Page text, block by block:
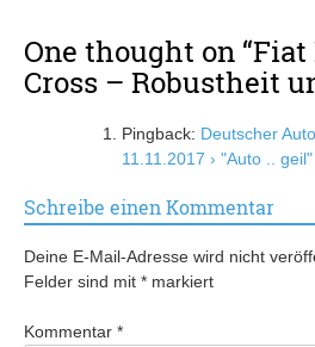
One thought on “Fiat
Cross – Robustheit
Pingback: Deutscher
11.11.2017 › "Auto .. geil"
Schreibe einen Kommentar
Deine E-Mail-Adresse wird nicht
Felder sind mit * markiert
Kommentar *